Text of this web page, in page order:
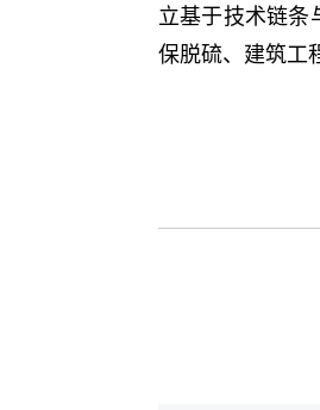
立基于技术链条
保脱硫、建筑工